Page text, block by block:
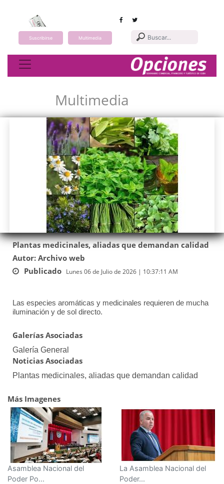
Suscribirse Multimedia
Toggle navigation
Multimedia
Plantas medicinales, aliadas que demandan calidad
Autor: Archivo web
Publicado Lunes 06 de Julio de 2026 | 10:37:11 AM
Las especies aromáticas y medicinales requieren de mucha
iluminación y de sol directo.
Galerías Asociadas
Galería General
Noticias Asociadas
Plantas medicinales, aliadas que demandan calidad
Más Imagenes
Asamblea Nacional del
Poder Po...
La Asamblea Nacional del
Poder...